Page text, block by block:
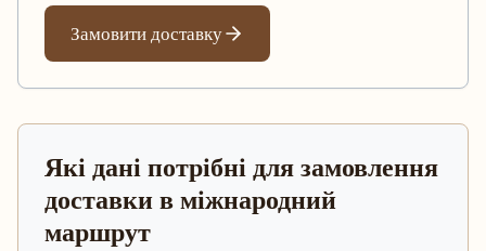
Замовити доставку
Які дані потрібні для замовлення
доставки в міжнародний
маршрут